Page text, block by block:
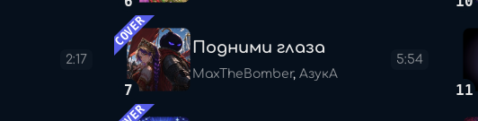
2:17
7
Подними глаза
MaxTheBomber, АзукА
5:54
COVER
11